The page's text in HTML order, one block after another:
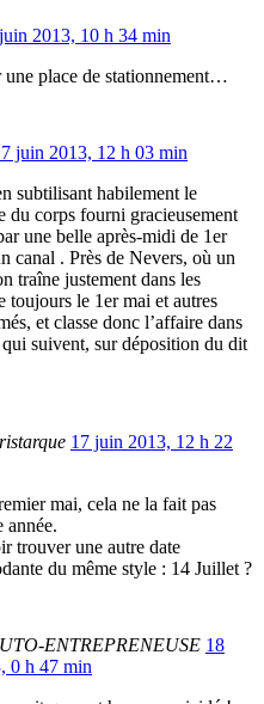
2013, 10 h 34 min
une place de stationnement…
juin 2013, 12 h 03 min
subtilisant habilement le
du corps fourni gracieusement
une belle après-midi de 1er
canal . Près de Nevers, où un
traîne justement dans les
toujours le 1er mai et autres
et classe donc l’affaire dans
suivent, sur déposition du dit
17 juin 2013, 12 h 22
mai, cela ne la fait pas
année.
trouver une autre date
du même style : 14 Juillet ?
ENTREPRENEUSE 18
0 h 47 min